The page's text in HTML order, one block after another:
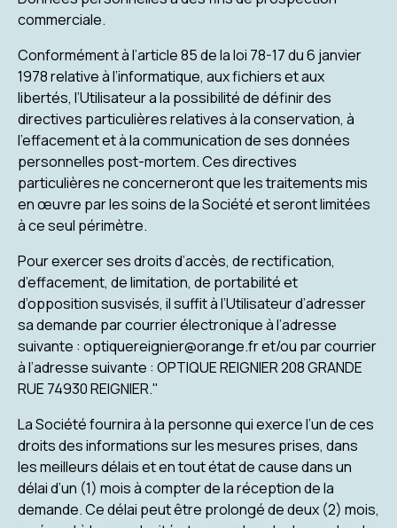
commerciale.
Conformément à l’article 85 de la loi 78-17 du 6 janvier
1978 relative à l’informatique, aux fichiers et aux
libertés, l’Utilisateur a la possibilité de définir des
directives particulières relatives à la conservation, à
l’effacement et à la communication de ses données
personnelles post-mortem. Ces directives
particulières ne concerneront que les traitements mis
en œuvre par les soins de la Société et seront limitées
à ce seul périmètre.
Pour exercer ses droits d’accès, de rectification,
d’effacement, de limitation, de portabilité et
d’opposition susvisés, il suffit à l’Utilisateur d’adresser
sa demande par courrier électronique à l’adresse
suivante : optiquereignier@orange.fr et/ou par courrier
à l’adresse suivante : OPTIQUE REIGNIER 208 GRANDE
RUE 74930 REIGNIER."
La Société fournira à la personne qui exerce l’un de ces
droits des informations sur les mesures prises, dans
les meilleurs délais et en tout état de cause dans un
délai d’un (1) mois à compter de la réception de la
demande. Ce délai peut être prolongé de deux (2) mois,